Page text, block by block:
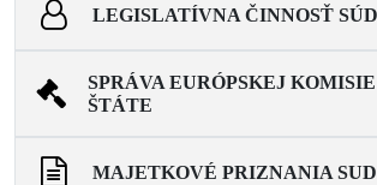
LEGISLATÍVNA ČINNOSŤ
SPRÁVA EURÓPSKEJ
ŠTÁTE
MAJETKOVÉ PRIZNANIA